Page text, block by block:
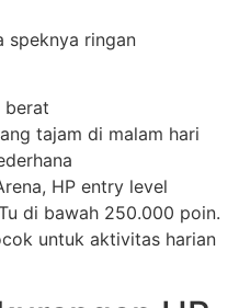
speknya ringan
berat
tajam di malam hari
HP entry level
di bawah 250.000 poin.
untuk aktivitas harian